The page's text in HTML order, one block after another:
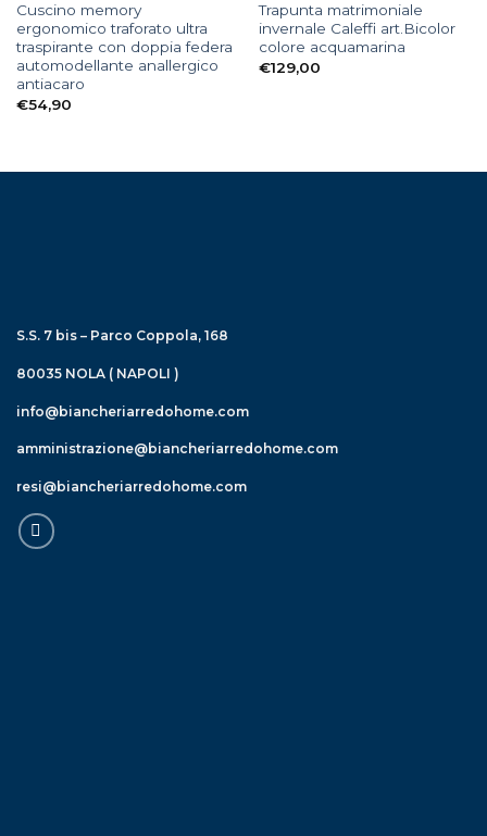
Cuscino memory
ergonomico traforato ultra
traspirante con doppia federa
automodellante anallergico
antiacaro
€54,90
Trapunta matrimoniale
invernale Caleffi art.Bicolor
colore acquamarina
€129,00
S.S. 7 bis – Parco Coppola, 168
80035 NOLA ( NAPOLI )
info@biancheriarredohome.com
amministrazione@biancheriarredohome.com
resi@biancheriarredohome.com